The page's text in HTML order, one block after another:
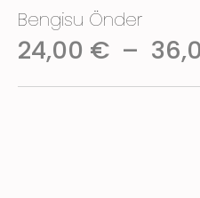
Bengisu Önder
24,00 € –